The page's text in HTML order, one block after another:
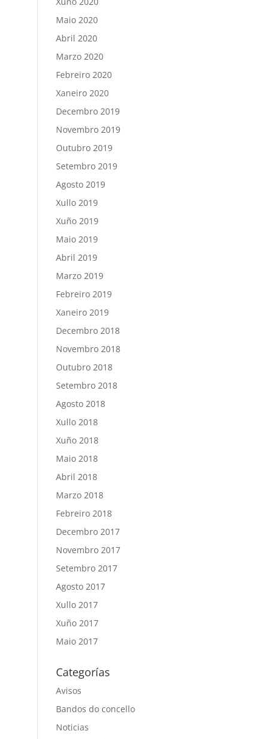
Maio 2020
Abril 2020
Marzo 2020
Febreiro 2020
Xaneiro 2020
Decembro 2019
Novembro 2019
Outubro 2019
Setembro 2019
Agosto 2019
Xullo 2019
Xuño 2019
Maio 2019
Abril 2019
Marzo 2019
Febreiro 2019
Xaneiro 2019
Decembro 2018
Novembro 2018
Outubro 2018
Setembro 2018
Agosto 2018
Xullo 2018
Xuño 2018
Maio 2018
Abril 2018
Marzo 2018
Febreiro 2018
Decembro 2017
Novembro 2017
Setembro 2017
Agosto 2017
Xullo 2017
Xuño 2017
Maio 2017
Categorías
Avisos
Bandos do concello
Noticias